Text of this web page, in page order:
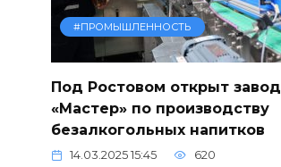
#ПРОМЫШЛЕННОСТЬ
Под Ростовом открыт завод
«Мастер» по производству
безалкогольных напитков
14.03.2025 15:45 620